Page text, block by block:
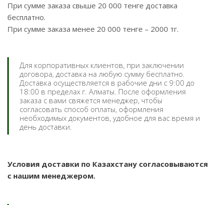
При сумме заказа свыше 20 000 тенге доставка
бесплатно.
При сумме заказа менее 20 000 тенге – 2000 тг.
Для корпоративных клиентов, при заключении
договора, доставка на любую сумму бесплатно.
Доставка осуществляется в рабочие дни с 9:00 до
18:00 в пределах г. Алматы. После оформления
заказа с вами свяжется менеджер, чтобы
согласовать способ оплаты, оформления
необходимых документов, удобное для вас время и
день доставки.
Условия доставки по Казахстану согласовываются
с нашим менеджером.